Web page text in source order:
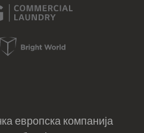
европска компанија